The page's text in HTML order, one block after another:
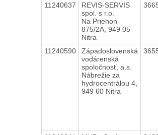
11240637
REVIS-SERVIS
spol. s r.o.
Na Priehon
875/2A, 949 05
Nitra
11240590
Západoslovenská
vodárenská
spoločnosť, a.s.
Nábrežie za
hydrocentrálou 4,
949 60 Nitra